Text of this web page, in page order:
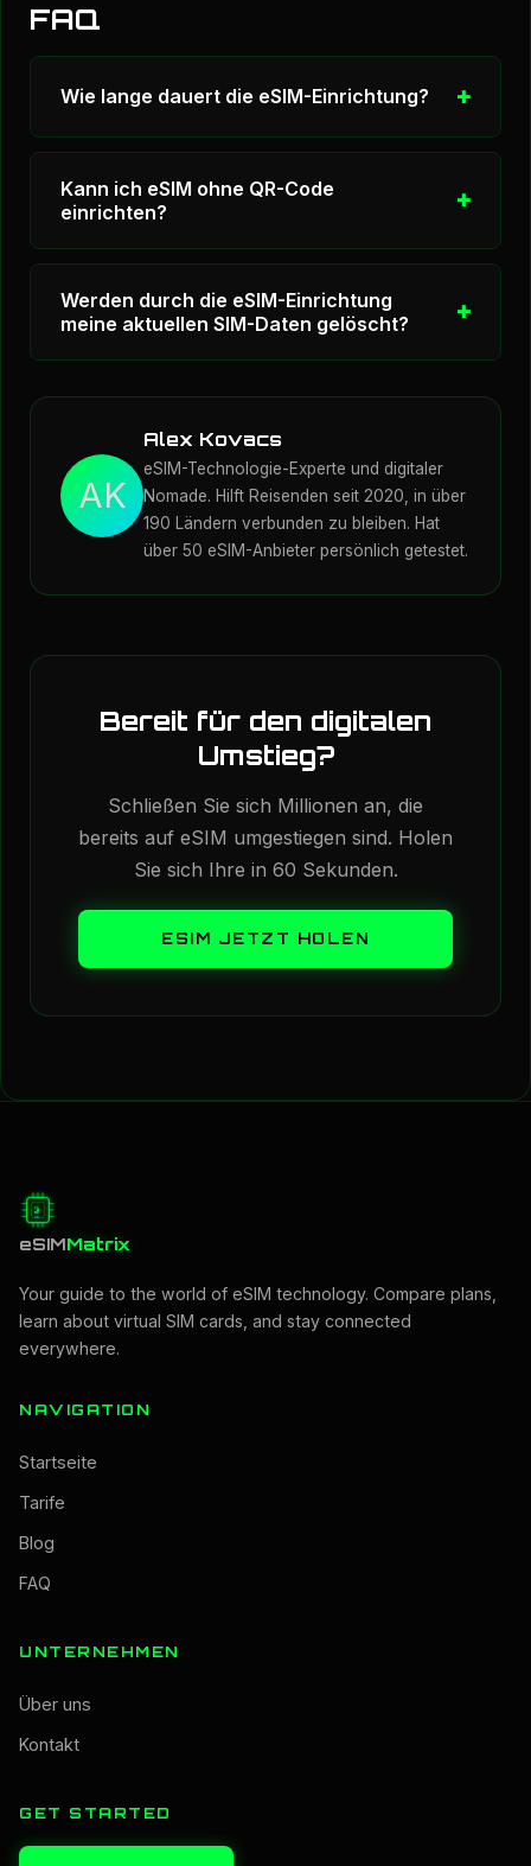
FAQ
Wie lange dauert die eSIM-Einrichtung?
der Regel 1-2 Minuten. Das Scannen des QR-
Profil-Download dauert je nach
Internetgeschwindigkeit 10-30 Sekunden.
Kann ich eSIM ohne QR-Code
einrichten?
Aktivierungscodes. Anstatt einen QR-Code zu
Werden durch die eSIM-Einrichtung
meine aktuellen SIM-Daten gelöscht?
Nein. Das Hinzufügen einer eSIM hat keine
Auswirkungen auf Ihre bestehende
physische SIM-Karte oder deren Daten.
Beide können gleichzeitig mit der Dual-SIM-
Funktionalität arbeiten.
AK
Alex Kovacs
eSIM-Technologie-Experte und digitaler
Nomade. Hilft Reisenden seit 2020, in über
190 Ländern verbunden zu bleiben. Hat
über 50 eSIM-Anbieter persönlich getestet.
Bereit für den digitalen
Umstieg?
Schließen Sie sich Millionen an, die
bereits auf eSIM umgestiegen sind. Holen
Sie sich Ihre in 60 Sekunden.
ESIM JETZT HOLEN
eSIMMatrix
Your guide to the world of eSIM technology. Compare plans,
learn about virtual SIM cards, and stay connected
everywhere.
NAVIGATION
Startseite
Tarife
Blog
FAQ
UNTERNEHMEN
Über uns
Kontakt
GET STARTED